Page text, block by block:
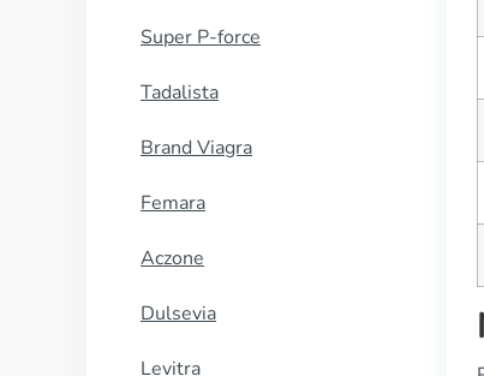
Super P-force
Tadalista
Brand Viagra
Femara
Aczone
Dulsevia
Levitra